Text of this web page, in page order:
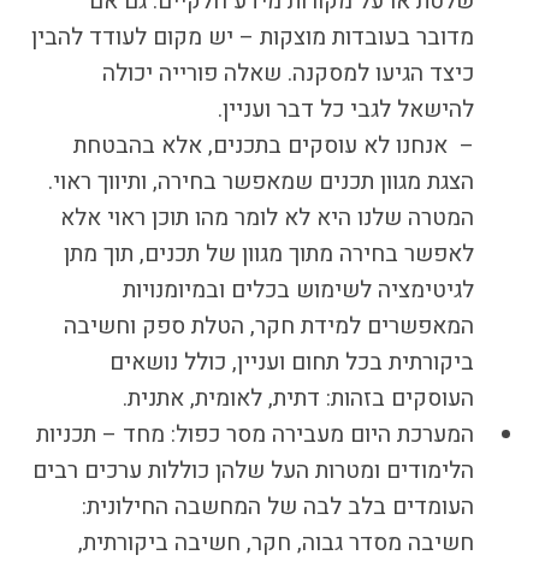
מדובר בעובדות מוצקות – יש מקום לעודד להבין
כיצד הגיעו למסקנה. שאלה פורייה יכולה
להישאל לגבי כל דבר ועניין.
– אנחנו לא עוסקים בתכנים, אלא בהבטחת
הצגת מגוון תכנים שמאפשר בחירה, ותיווך ראוי.
המטרה שלנו היא לא לומר מהו תוכן ראוי אלא
לאפשר בחירה מתוך מגוון של תכנים, תוך מתן
לגיטימציה לשימוש בכלים ובמיומנויות
המאפשרים למידת חקר, הטלת ספק וחשיבה
ביקורתית בכל תחום ועניין, כולל נושאים
העוסקים בזהות: דתית, לאומית, אתנית.
המערכת היום מעבירה מסר כפול: מחד – תכניות
הלימודים ומטרות העל שלהן כוללות ערכים רבים
העומדים בלב לבה של המחשבה החילונית:
חשיבה מסדר גבוה, חקר, חשיבה ביקורתית,